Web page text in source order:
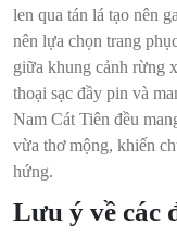
len qua tán lá tạo nên
nên lựa chọn trang
giữa khung cảnh rừng
thoại sạc đầy pin và
Nam Cát Tiên đều
vừa thơ mộng, khiến
hứng.
Lưu ý về các